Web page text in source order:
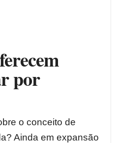
por
o conceito de
Ainda em expansão